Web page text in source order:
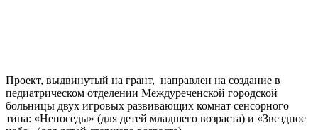
Проект, выдвинутый на грант, направлен на создание в
педиатрическом отделении Междуреченской городской
больницы двух игровых развивающих комнат сенсорного
типа: «Непоседы» (для детей младшего возраста) и «Звездное